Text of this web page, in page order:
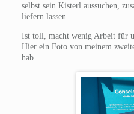
selbst sein Kisterl aussuchen,
liefern lassen.
Ist toll, macht wenig Arbeit für
Hier ein Foto von meinem
hab.